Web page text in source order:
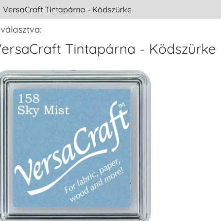
Tintapárna - Ködszürke